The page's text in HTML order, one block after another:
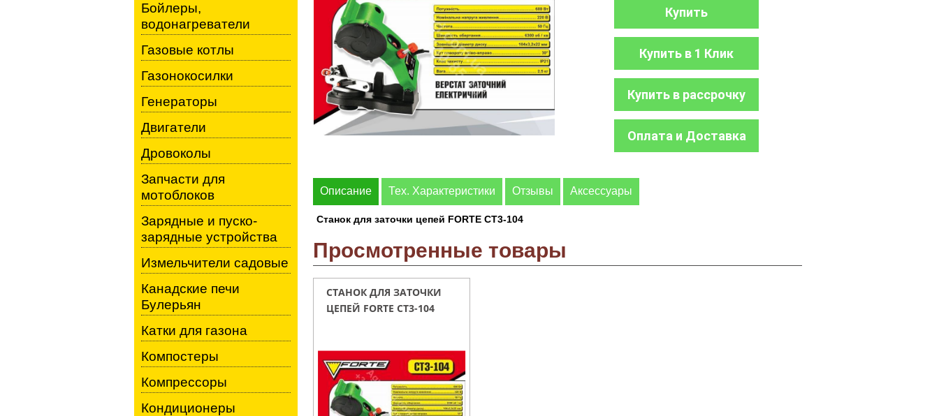
Купить
Купить в 1 Клик
Купить в рассрочку
Оплата и Доставка
Описание Тех. Характеристики Отзывы Аксессуары
Станок для заточки цепей FORTE СТ3-104
Просмотренные товары
СТАНОК ДЛЯ ЗАТОЧКИ
ЦЕПЕЙ FORTE СТ3-104
Бойлеры,
водонагреватели
Газовые котлы
Газонокосилки
Генераторы
Двигатели
Дровоколы
Запчасти для
мотоблоков
Зарядные и пуско-
зарядные устройства
Измельчители садовые
Канадские печи
Булерьян
Катки для газона
Компостеры
Компрессоры
Кондиционеры